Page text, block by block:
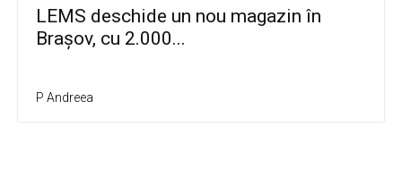
LEMS deschide un nou magazin în
Brașov, cu 2.000...
P Andreea